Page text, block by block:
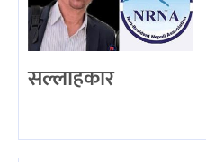
सल्लाहकार